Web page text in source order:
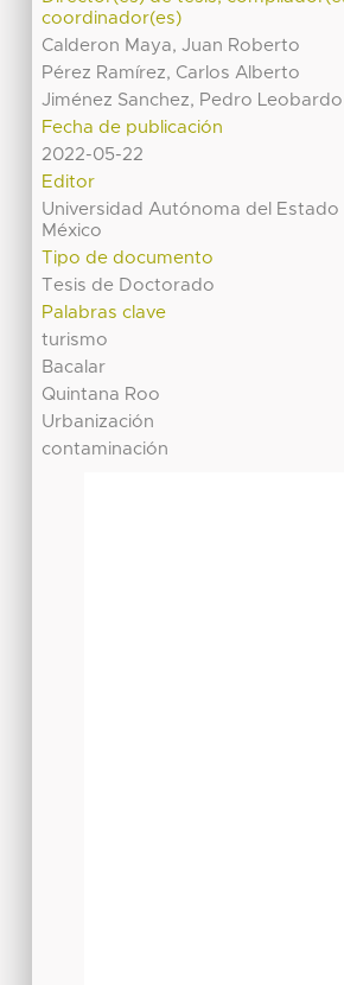
coordinador(es)
Calderon Maya, Juan Roberto
Pérez Ramírez, Carlos Alberto
Jiménez Sanchez, Pedro Leobardo
Fecha de publicación
2022-05-22
Editor
Universidad Autónoma del Estado
México
Tipo de documento
Tesis de Doctorado
Palabras clave
turismo
Bacalar
Quintana Roo
Urbanización
contaminación